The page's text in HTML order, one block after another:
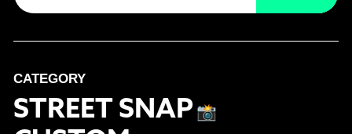
CATEGORY
STREET SNAP 📸